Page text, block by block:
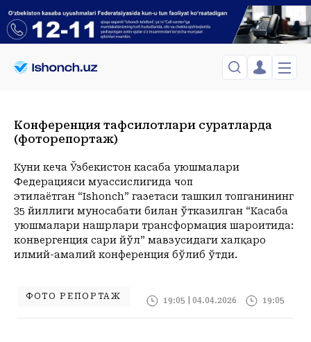
ЎЗБЕКИСТОН
Сиёсат
Спорт
Жамият
Иқтисод
ТАҲЛИЛ
ХОРИЖ
Иқтисод
Сиёсат
ЎЗГАЧА РАКУРС
МЕҲНАТ ҲУҚУҚИ
ИНТЕРВЬЮ
Маданият ва маърифат
Telefon raqamingizni kiritng
Tasdiqlash kodini SMS orqali yuboramiz
Менинг саҳифам
Менинг жавоним
Chiqish
TOSHKENT
Shanba, 08-August
+34 C
Hozir
+34C
13:00
+35C
14:00
+36 C
15:00
+37 C
16:00
+36C
17:00
+36C
18:00
+35C
19:00
Shanba, 08 +34 +20
Конференция тафсилотлари суратларда
(фоторепортаж)
Куни кеча Ўзбекистон касаба уюшмалари
Федерацияси муассислигида чоп
этилаётган “Ishonch” газетаси ташкил топганининг
35 йиллиги муносабати билан ўтказилган “Касаба
уюшмалари нашрлари трансформация шароитида:
конвергенция сари йўл” мавзусидаги халқаро
илмий-амалий конференция бўлиб ўтди.
ФОТО РЕПОРТАЖ 19:05 | 04.04.2026 19:05